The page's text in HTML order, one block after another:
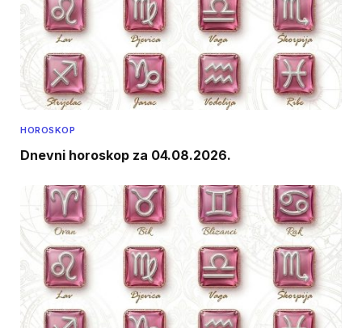
HOROSKOP
Dnevni horoskop za 04.08.2026.